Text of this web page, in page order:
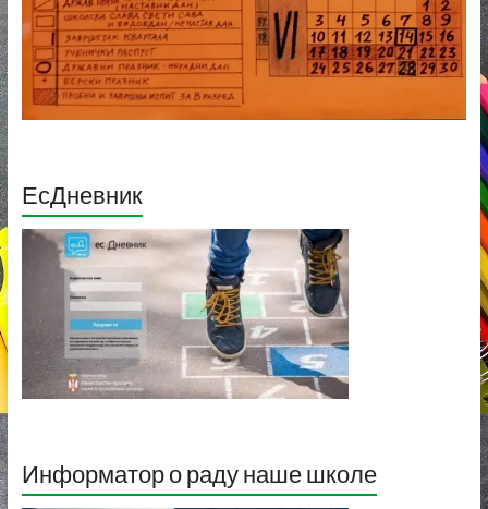
ЕсДневник
Информатор о раду наше школе